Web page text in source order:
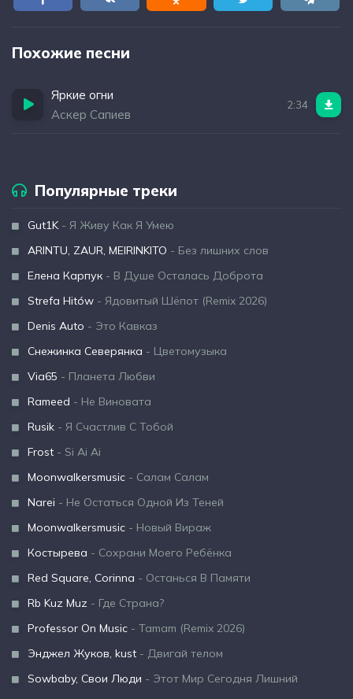
Похожие песни
Яркие огни
Аскер Сапиев
2:34
Популярные треки
Gut1K- Я Живу Как Я Умею
ARINTU, ZAUR, MEIRINKITO - Без лишних слов
Елена Карпук - В Душе Осталась Доброта
Strefa Hitów - Ядовитый Шёпот (Remix 2026)
Denis Auto - Это Кавказ
Снежинка Северянка - Цветомузыка
Via65 - Планета Любви
Rameed - Не Виновата
Rusik - Я Счастлив С Тобой
Frost - Si Ai Ai
Moonwalkersmusic - Салам Салам
Narei - Не Остаться Одной Из Теней
Moonwalkersmusic - Новый Вираж
Костырева - Сохрани Моего Ребёнка
Red Square, Corinna - Останься В Памяти
Rb Kuz Muz - Где Страна?
Professor On Music - Tamam (Remix 2026)
Энджел Жуков, kust - Двигай телом
Sowbaby, Свои Люди - Этот Мир Сегодня Лишний